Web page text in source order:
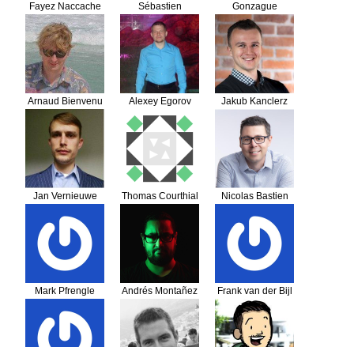
Fayez Naccache
Sébastien
Lourseau
Gonzague
Yernaux
Arnaud Bienvenu Alexey Egorov Jakub Kanclerz
Jan Vernieuwe Thomas Courthial Nicolas Bastien
Mark Pfrengle Andrés Montañez Frank van der Bijl